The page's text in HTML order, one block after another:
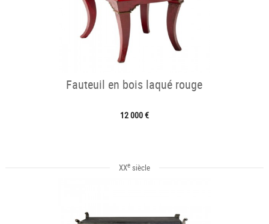
Fauteuil en bois laqué rouge
12 000 €
XXesiècle